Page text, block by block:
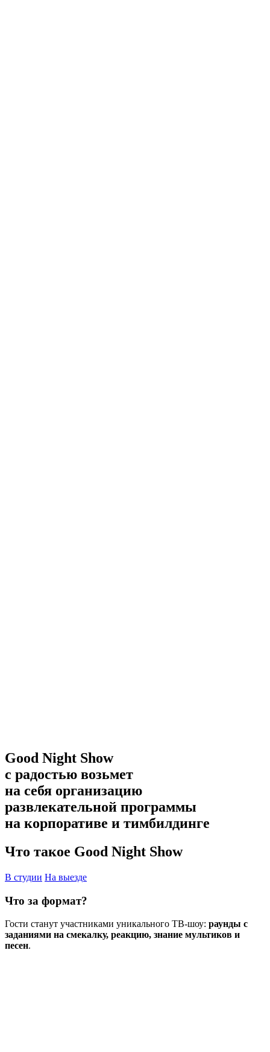
Good Night Show
с радостью возьмет
на себя организацию
развлекательной программы
на корпоративе и тимбилдинге
Что такое Good Night Show
В студии На выезде
Что за формат?
Гости станут участниками уникального ТВ-шоу: раунды с
заданиями на смекалку, реакцию, знание мультиков и
песен.